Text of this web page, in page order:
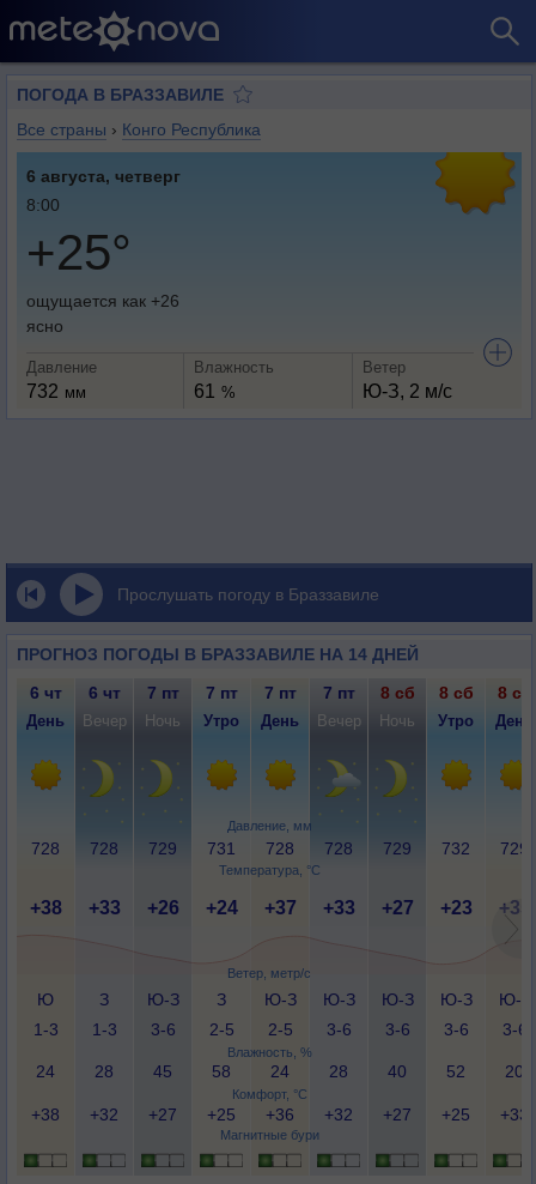
ПОГОДА В БРАЗЗАВИЛЕ
Все страны › Конго Республика
6 августа, четверг
8:00
+25°
ощущается как +26
ясно
Давление
732 мм
Влажность
61 %
Ветер
Ю-З, 2 м/с
Прослушать погоду в Браззавиле
ПРОГНОЗ ПОГОДЫ В БРАЗЗАВИЛЕ НА 14 ДНЕЙ
Давление, мм
Температура, °C
Ветер, метр/с
Влажность, %
Комфорт, °C
Магнитные бури
6 чт 6 чт 7 пт 7 пт 7 пт 7 пт 8 сб 8 сб 8 сб
День Вечер Ночь Утро День Вечер Ночь Утро День
728 728 729 731 728 728 729 732 729
+38 +33 +26 +24 +37 +33 +27 +23 +35
Ю
1-3
З
1-3
Ю-З
3-6
З
2-5
Ю-З
2-5
Ю-З
3-6
Ю-З
3-6
Ю-З
3-6
Ю-З
3-6
24 28 45 58 24 28 40 52 20
+38 +32 +27 +25 +36 +32 +27 +25 +33